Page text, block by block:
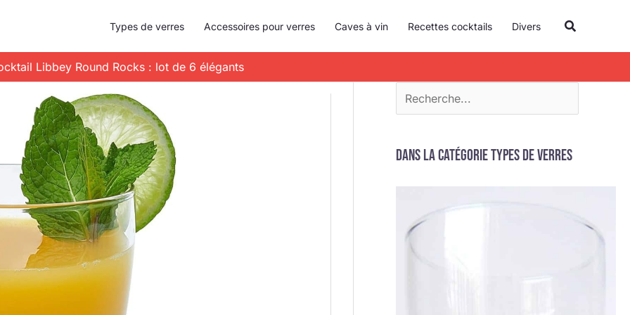
Types de verres Accessoires pour verres Caves à vin Recettes cocktails Divers
Libbey Round Rocks : lot de 6 élégants
c
h
c
Dans la catégorie Types de verres